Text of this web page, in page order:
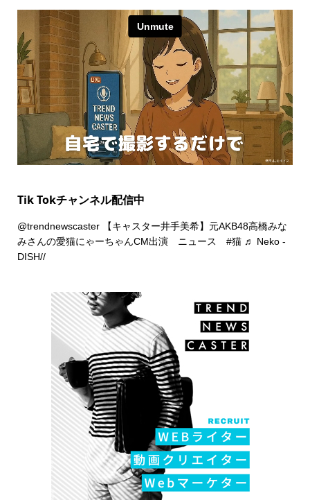
Tik Tokチャンネル配信中
@trendnewscaster【キャスター井手美希】元AKB48高橋みな
みさんの愛猫にゃーちゃんCM出演 ニュース #猫 ♬ Neko -
DISH//